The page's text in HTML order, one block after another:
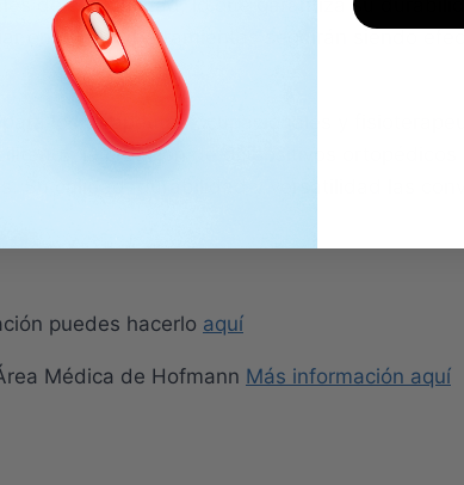
en que las herramientas seguirán siendo
los terapeutas ocupacionales y
la creación de dispositivos
Su calidad, durabilidad y versatilidad las
puedes hacerlo aquí
Médica de Hofmann Más información aquí